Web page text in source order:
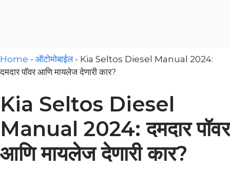
Home - ऑटोमोबाईल- Kia Seltos Diesel Manual 2024:
दमदार पॉवर आणि मायलेज देणारी कार?
Kia Seltos Diesel
Manual 2024: दमदार पॉवर
आणि मायलेज देणारी कार?